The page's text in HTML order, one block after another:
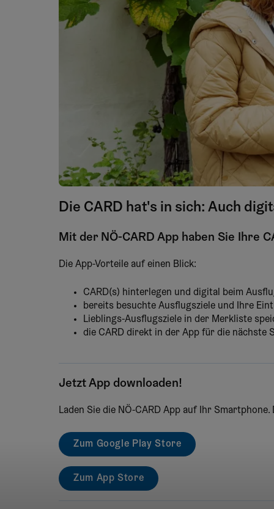
Die CARD hat's in sich: Auch
Mit der NÖ-CARD App haben Sie Ihre
Die App-Vorteile auf einen Blick:
CARD(s) hinterlegen und digital beim
bereits besuchte Ausflugsziele und Ihre
Lieblings-Ausflugsziele in der Merkliste
die CARD direkt in der App für die nächste
Jetzt App downloaden!
Laden Sie die NÖ-CARD App auf Ihr
Zum Google Play Store
Zum App Store